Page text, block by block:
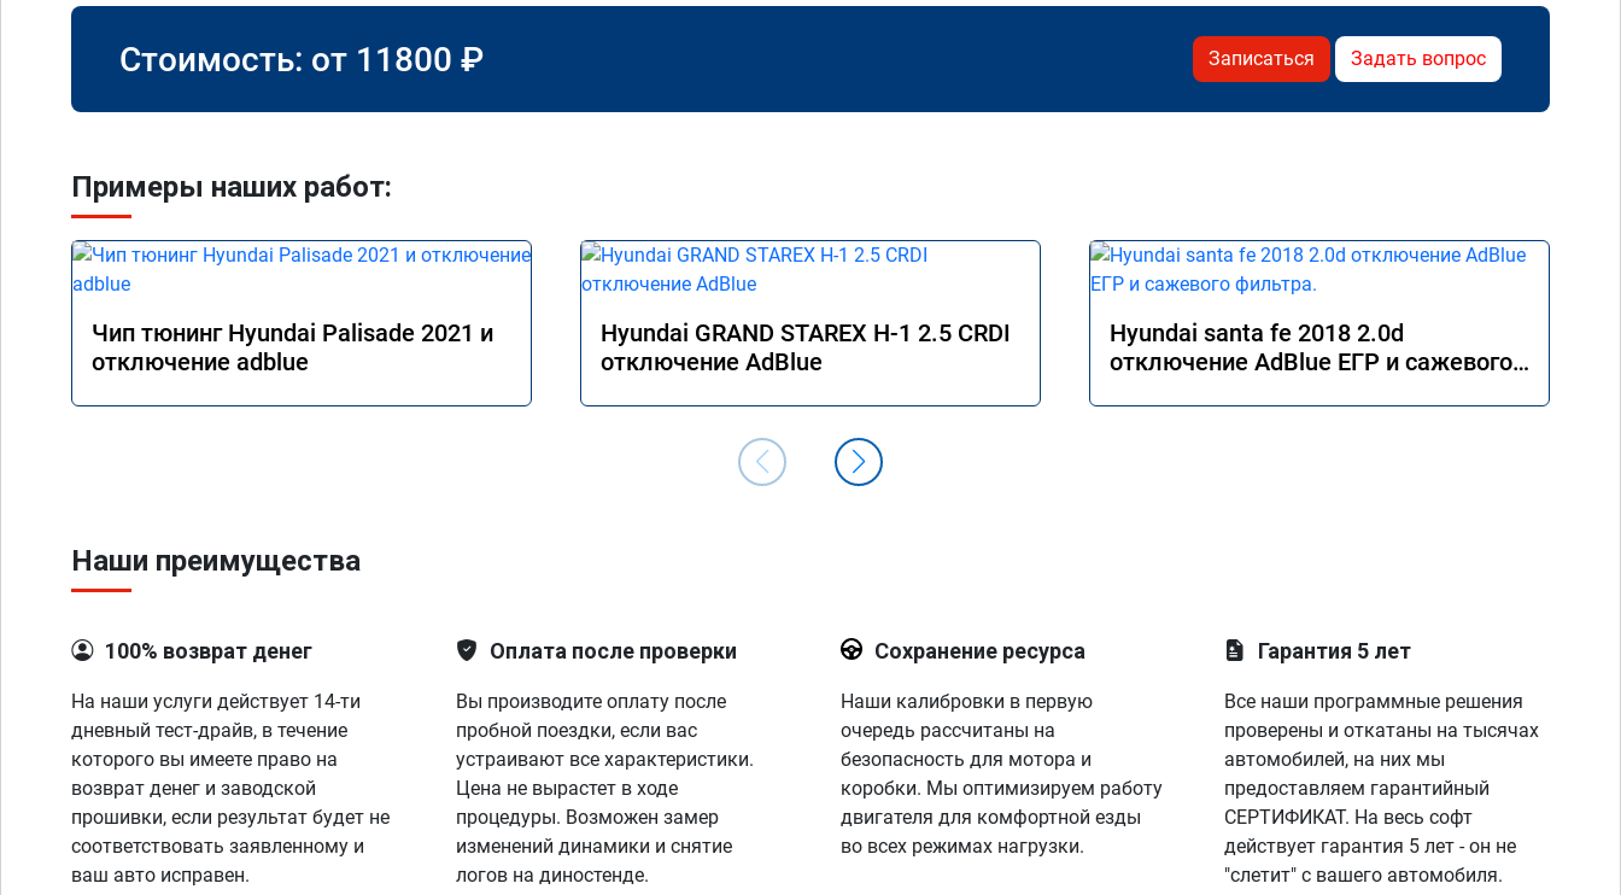
Стоимость: от 11800 ₽ Записаться Задать вопрос
Примеры наших работ:
Чип тюнинг Hyundai Palisade 2021 и
отключение adblue
Hyundai GRAND STAREX H-1 2.5 CRDI
отключение AdBlue
Hyundai santa fe 2018 2.0d
отключение AdBlue ЕГР и сажевого
Наши преимущества
100% возврат денег
На наши услуги действует 14-ти
дневный тест-драйв, в течение
которого вы имеете право на
возврат денег и заводской
прошивки, если результат будет не
соответствовать заявленному и
ваш авто исправен.
Оплата после проверки
Вы производите оплату после
пробной поездки, если вас
устраивают все характеристики.
Цена не вырастет в ходе
процедуры. Возможен замер
изменений динамики и снятие
логов на диностенде.
Сохранение ресурса
Наши калибровки в первую
очередь рассчитаны на
безопасность для мотора и
коробки. Мы оптимизируем работу
двигателя для комфортной езды
во всех режимах нагрузки.
Гарантия 5 лет
Все наши программные решения
проверены и откатаны на тысячах
автомобилей, на них мы
предоставляем гарантийный
СЕРТИФИКАТ. На весь софт
действует гарантия 5 лет - он не
"слетит" с вашего автомобиля.